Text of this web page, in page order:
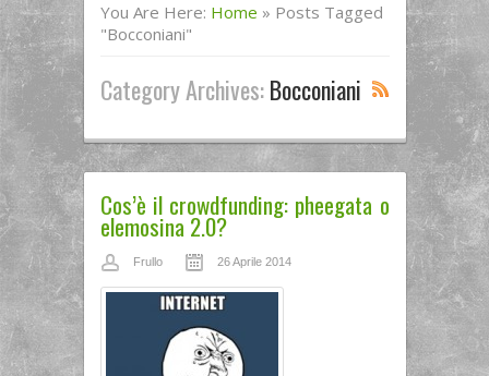
You Are Here: Home » Posts Tagged
"bocconiani"
Category Archives:Bocconiani
Cos’è il crowdfunding: pheegata o
elemosina 2.0?
Frullo 26 Aprile 2014